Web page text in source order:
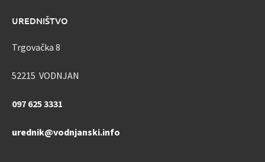
UREDNIŠTVO
Trgovačka 8
52215 VODNJAN
097 625 3331
urednik@vodnjanski.info